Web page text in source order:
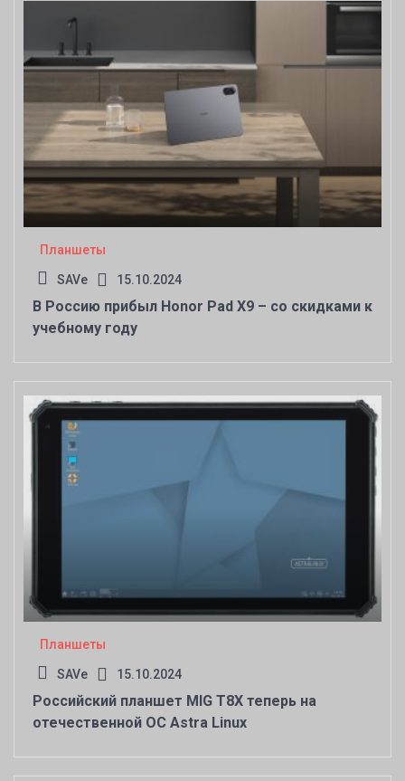
Планшеты
SAVe 15.10.2024
В Россию прибыл Honor Pad X9 – со скидками к
учебному году
Планшеты
SAVe 15.10.2024
Российский планшет MIG T8Х теперь на
отечественной ОС Astra Linux